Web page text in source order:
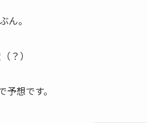
ん。
）
想です。